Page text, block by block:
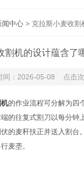
闻中心> 克拉斯小麦收割机的
割机的设计蕴含了
间：2026-05-08 点击
的作业流程可分解为四
的往复式割刀以每分钟
的麦秆扶正并送入割台
麦垄。